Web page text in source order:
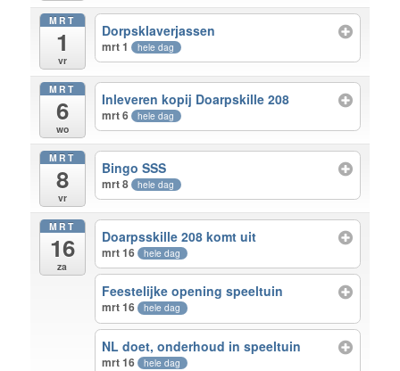
MRT
1
vr
Dorpsklaverjassen
mrt 1 hele dag
MRT
6
wo
Inleveren kopij Doarpskille 208
mrt 6 hele dag
MRT
8
vr
Bingo SSS
mrt 8 hele dag
MRT
16
za
Doarpsskille 208 komt uit
mrt 16 hele dag
Feestelijke opening speeltuin
mrt 16 hele dag
NL doet, onderhoud in speeltuin
mrt 16 hele dag